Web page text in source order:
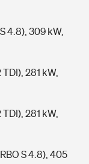
4.8), 309 kW,
281 kW,
281 kW,
S 4.8), 405